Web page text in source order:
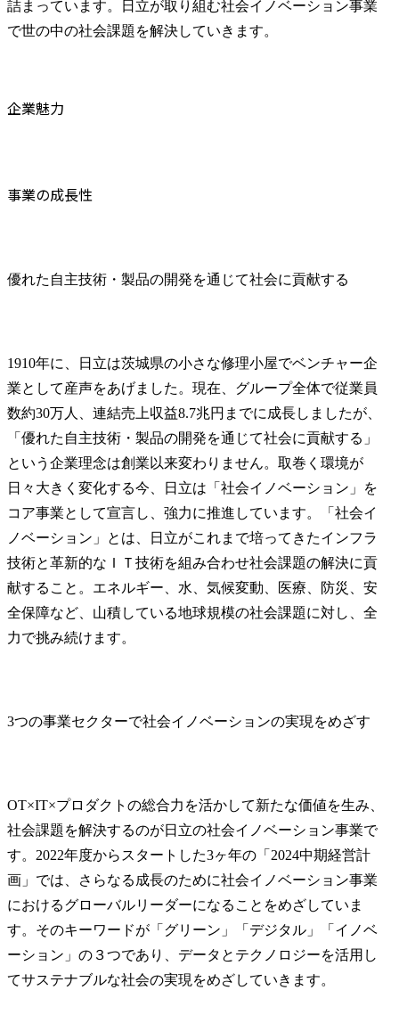
詰まっています。日立が取り組む社会イノベーション事業
で世の中の社会課題を解決していきます。
企業魅力
事業の成長性
優れた自主技術・製品の開発を通じて社会に貢献する
1910年に、日立は茨城県の小さな修理小屋でベンチャー企
業として産声をあげました。現在、グループ全体で従業員
数約30万人、連結売上収益8.7兆円までに成長しましたが、
「優れた自主技術・製品の開発を通じて社会に貢献する」
という企業理念は創業以来変わりません。取巻く環境が
日々大きく変化する今、日立は「社会イノベーション」を
コア事業として宣言し、強力に推進しています。「社会イ
ノベーション」とは、日立がこれまで培ってきたインフラ
技術と革新的なＩＴ技術を組み合わせ社会課題の解決に貢
献すること。エネルギー、水、気候変動、医療、防災、安
全保障など、山積している地球規模の社会課題に対し、全
力で挑み続けます。
3つの事業セクターで社会イノベーションの実現をめざす
OT×IT×プロダクトの総合力を活かして新たな価値を生み、
社会課題を解決するのが日立の社会イノベーション事業で
す。2022年度からスタートした3ヶ年の「2024中期経営計
画」では、さらなる成長のために社会イノベーション事業
におけるグローバルリーダーになることをめざしていま
す。そのキーワードが「グリーン」「デジタル」「イノベ
ーション」の３つであり、データとテクノロジーを活用し
てサステナブルな社会の実現をめざしていきます。